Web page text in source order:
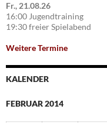
Fr., 21.08.26
16:00 Jugendtraining
19:30 freier Spielabend
Weitere Termine
KALENDER
FEBRUAR 2014